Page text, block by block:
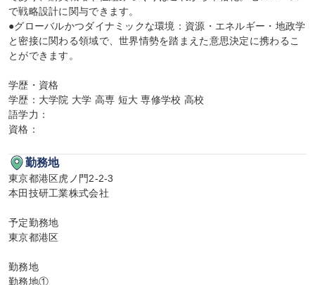
で戦略設計に関与できます。
●グローバルかつダイナミックな環境：資源・エネルギー・地政学
と密接に関わる領域で、世界情勢を踏まえた意思決定に携わるこ
とができます。
学歴・資格
学歴：大学院 大学 高専 短大 専修学校 高校
語学力：
資格：
勤務地
東京都港区虎ノ門2-2-3
本田技研工業株式会社
予定勤務地
東京都港区
勤務地
勤務地①